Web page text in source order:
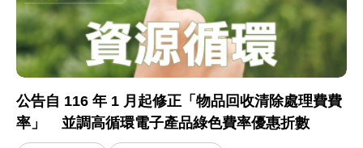
公告自 116 年 1 月起修正「物品回收清除處理費費
率」 並調高循環電子產品綠色費率優惠折數